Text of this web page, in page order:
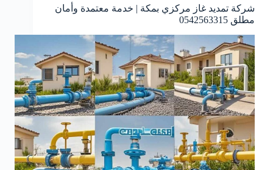
شركة تمديد غاز مركزي بمكة | خدمة معتمدة وأمان
مطلق 0542563315